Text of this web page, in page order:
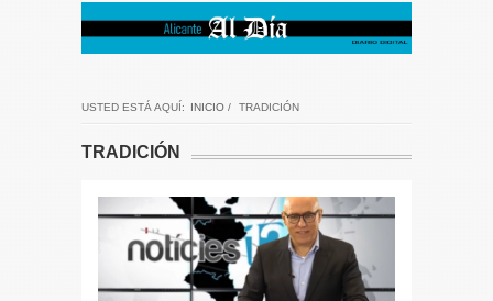
USTED ESTÁ AQUÍ: INICIO / TRADICIÓN
TRADICIÓN